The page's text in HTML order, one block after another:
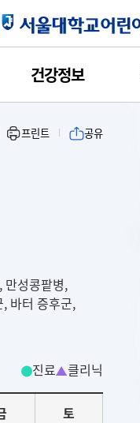
건강정보
프린트 공유
만성콩팥병,
바터 증후군,
진료
클리닉
토